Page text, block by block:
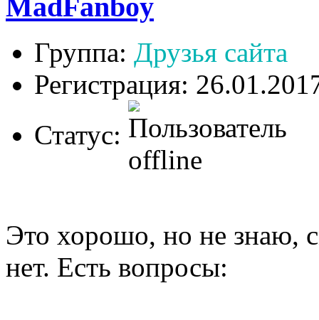
MadFanboy
Группа: Друзья сайта
Регистрация:
Статус:
Это хорошо, но не знаю,
нет. Есть вопросы: